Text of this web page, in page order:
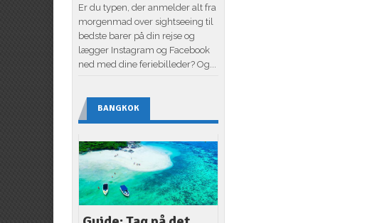
Er du typen, der anmelder alt fra
morgenmad over sightseeing til
bedste barer på din rejse og
lægger Instagram og Facebook
ned med dine feriebilleder? Og...
BANGKOK